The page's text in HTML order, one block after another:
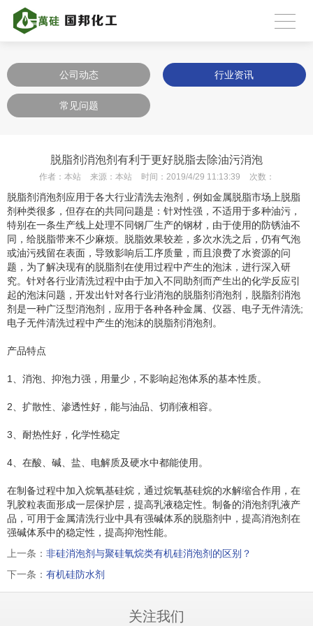
公司动态 行业资讯
常见问题
脱脂剂消泡剂有利于更好脱脂去除油污消泡
作者： 本站 来源： 本站 时间： 2019/4/29 11:13:39 次数：
脱脂剂消泡剂应用于各大行业清洗去泡剂，例如金属脱脂市场上脱脂
剂种类很多，但存在的共同问题是：针对性强，不适用于多种油污，
特别在一条生产线上处理不同钢厂生产的钢材，由于使用的防锈油不
同，给脱脂带来不少麻烦。脱脂效果较差，多次水洗之后，仍有气泡
或油污残留在表面，导致影响后工序质量，而且浪费了水资源的问
题，为了解决现有的脱脂剂在使用过程中产生的泡沫，进行深入研
究。针对各行业清洗过程中由于加入不同助剂而产生出的化学反应引
起的泡沫问题，开发出针对各行业消泡的脱脂剂消泡剂，脱脂剂消泡
剂是一种广泛型消泡剂，应用于各种各种金属、仪器、电子无件清洗;
电子无件清洗过程中产生的泡沫的脱脂剂消泡剂。
产品特点
1、消泡、抑泡力强，用量少，不影响起泡体系的基本性质。
2、扩散性、渗透性好，能与油品、切削液相容。
3、耐热性好，化学性稳定
4、在酸、碱、盐、电解质及硬水中都能使用。
在制备过程中加入烷氧基硅烷，通过烷氧基硅烷的水解缩合作用，在
乳胶粒表面形成一层保护层，提高乳液稳定性。制备的消泡剂乳液产
品，可用于金属清洗行业中具有强碱体系的脱脂剂中，提高消泡剂在
强碱体系中的稳定性，提高抑泡性能。
上一条： 非硅消泡剂与聚硅氧烷类有机硅消泡剂的区别？
下一条： 有机硅防水剂
关注我们